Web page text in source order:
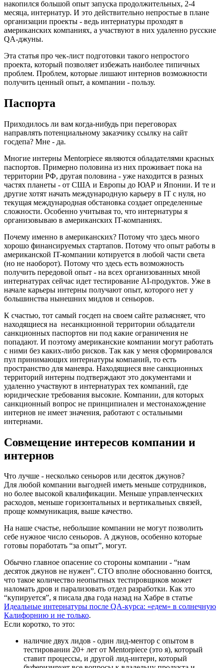
накопился большой опыт запуска продолжительных, 2-4
месяца, интернатур. И это действительно непростые в плане
организации проекты - ведь интернатуры проходят в
американских компаниях, а участвуют в них удаленно русские
QA-джуны.
Эта статья про чек-лист подготовки такого непростого
проекта, который позволяет избежать наиболее типичных
проблем. Проблем, которые лишают интернов возможности
получить ценный опыт, а компании - пользу.
Паспорта
Приходилось ли вам когда-нибудь при переговорах
направлять потенциальному заказчику ссылку на сайт
госдепа? Мне - да.
Многие интерны Mentorpiece являются обладателями красных
паспортов. Примерно половина из них проживает пока на
территории РФ, другая половина - уже находится в разных
частях планеты - от США и Европы до ЮАР и Японии. И те и
другие хотят начать международную карьеру в IT с нуля, но
текущая международная обстановка создает определенные
сложности. Особенно учитывая то, что интернатуры я
организовываю в американских IT-компаниях.
Почему именно в американских? Потому что здесь много
хорошо финансируемых стартапов. Потому что опыт работы в
американской IT-компании котируется в любой части света
(но не наоборот). Потому что здесь есть возможность
получить передовой опыт - на всех организованных мной
интернатурах сейчас идет тестирование AI-продуктов. Уже в
начале карьеры интерны получают опыт, которого нет у
большинства нынешних мидлов и сеньоров.
К счастью, тот самый госдеп на своем сайте разъясняет, что
находящиеся на несанкционной территории обладатели
санкционных паспортов ни под какие ограничения не
попадают. И поэтому американские компании могут работать
с ними без каких-либо рисков. Так как у меня сформировался
пул принимающих интернатуры компаний, то есть
пространство для маневра. Находящиеся вне санкционных
территорий интерны подтверждают это документами и
удаленно участвуют в интернатурах тех компаний, где
юридические требования высокие. Компании, для которых
санкционный вопрос не принципиален и местонахождение
интернов не имеет значения, работают с остальными
интернами.
Совмещение интересов компании и
интернов
Что лучше - несколько сеньоров или десяток джунов?
Для любой компании выгодней иметь меньше сотрудников,
но более высокой квалификации. Меньше управленческих
расходов, меньше горизонтальных и вертикальных связей,
проще коммуникация, выше качество.
На наше счастье, небольшие компании не могут позволить
себе нужное число сеньоров. А джунов, особенно которые
готовы поработать “за опыт”, могут.
Обычно главное опасение со стороны компании - “нам
десяток джунов не нужен”. CTO вполне обоснованно боится,
что такое количество неопытных тестировщиков может
наломать дров и парализовать отдел разработки. Как это
“купируется”, я писала два года назад на Хабре в статье
Идеальные интернатуры после QA-курса: «едем» в солнечную
Калифорнию и не только.
Если коротко, то это:
наличие двух лидов - один лид-ментор с опытом в
тестировании 20+ лет от Mentorpiece (это я), который
ставит процессы, и другой лид-интерн, который